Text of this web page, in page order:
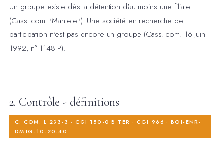
Un groupe existe dès la détention d'au moins une filiale
(Cass. com. 'Mantelet'). Une société en recherche de
participation n'est pas encore un groupe (Cass. com. 16 juin
1992, n° 1148 P).
2. Contrôle - définitions
C. COM. L 233-3 · CGI 150-0 B TER · CGI 966 · BOI-ENR-
DMTG-10-20-40